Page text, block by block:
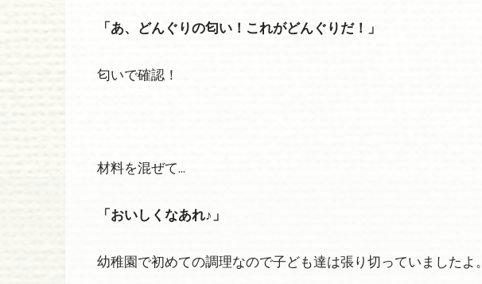
「あ、どんぐりの匂い！これがどんぐりだ！」
匂いで確認！
材料を混ぜて…
「おいしくなあれ♪」
幼稚園で初めての調理なので子ども達は張り切っていましたよ。